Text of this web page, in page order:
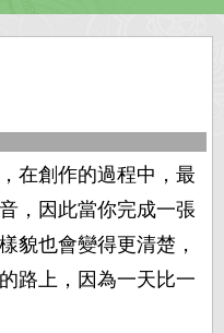
在創作的過程中，最
，因此當你完成一張
貌也會變得更清楚，
路上，因為一天比一